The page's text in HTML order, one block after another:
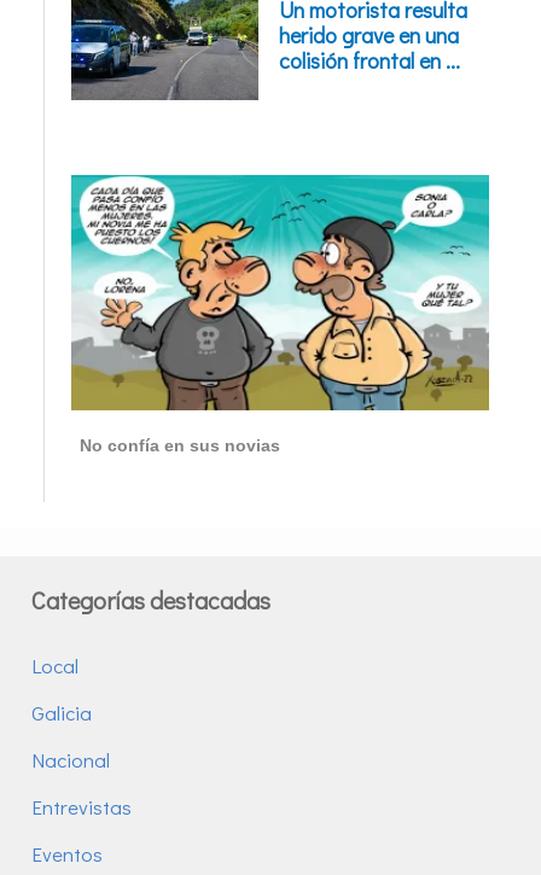
No confía en sus novias
Categorías destacadas
Local
Galicia
Nacional
Entrevistas
Eventos